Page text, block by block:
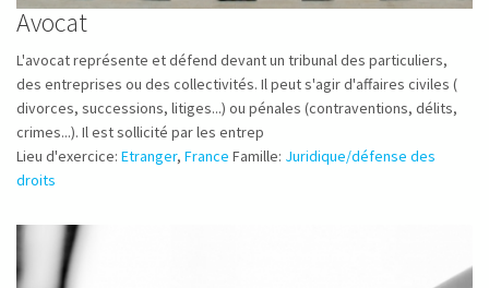
Avocat
L'avocat représente et défend devant un tribunal des particuliers,
des entreprises ou des collectivités. Il peut s'agir d'affaires civiles (
divorces, successions, litiges...) ou pénales (contraventions, délits,
crimes...). Il est sollicité par les entrep
Lieu d'exercice: Etranger, France Famille: Juridique/défense des
droits